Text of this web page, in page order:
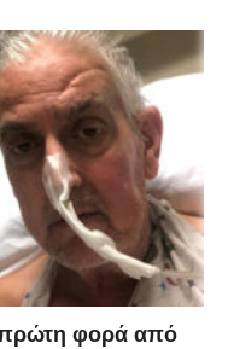
πρώτη φορά από